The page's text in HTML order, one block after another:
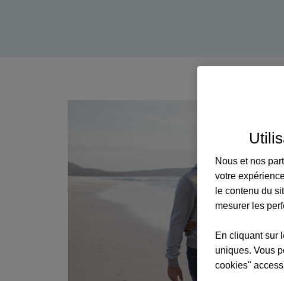
Nous et nos
votre
le contenu du
mesurer les
En cliquant sur
uniques. Vous
cookies"